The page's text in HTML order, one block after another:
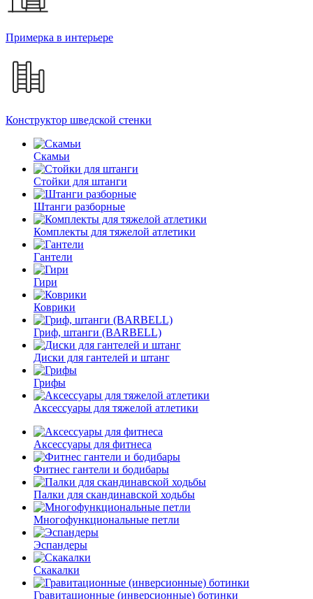
Примерка в интерьере
Конструктор шведской стенки
Скамьи
Стойки для штанги
Штанги разборные
Комплекты для тяжелой атлетики
Гантели
Гири
Коврики
Гриф, штанги (BARBELL)
Диски для гантелей и штанг
Грифы
Аксессуары для тяжелой атлетики
Аксессуары для фитнеса
Фитнес гантели и бодибары
Палки для скандинавской ходьбы
Многофункциональные петли
Эспандеры
Скакалки
Гравитационные (инверсионные) ботинки